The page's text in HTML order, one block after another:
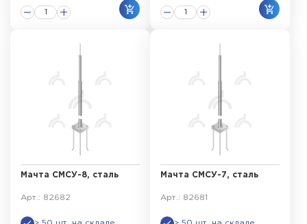
Мачта СМСУ-8, сталь
Арт.: 82682
Мачта СМСУ-7, сталь
Арт.: 82681